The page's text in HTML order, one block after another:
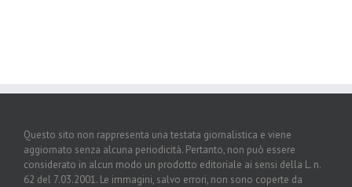
Questo sito non rappresenta una testata giornalistica e viene
aggiornato senza alcuna periodicità. Pertanto, non può essere
considerato in alcun modo un prodotto editoriale ai sensi della L. n.
62 del 7.03.2001. Le immagini, salvo errori, non sono coperte da